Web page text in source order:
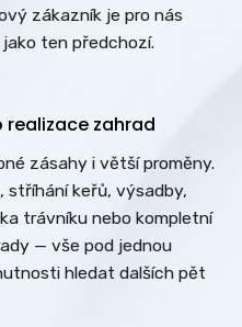
zákazník je pro nás
ten předchozí.
realizace zahrad
zásahy i větší proměny.
stříhání keřů, výsadby,
trávníku nebo kompletní
— vše pod jednou
hledat dalších pět